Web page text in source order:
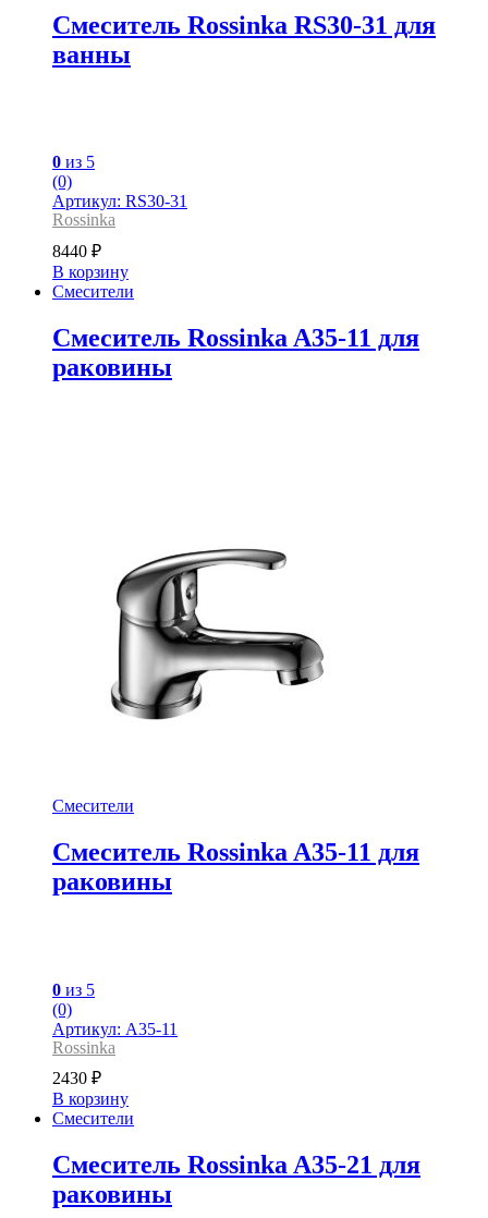
Смеситель Rossinka RS30-31 для
ванны
0 из 5
(0)
Артикул: RS30-31
Rossinka
8440 ₽
В корзину
Смесители
Смеситель Rossinka A35-11 для
раковины
Смесители
Смеситель Rossinka A35-11 для
раковины
0 из 5
(0)
Артикул: A35-11
Rossinka
2430 ₽
В корзину
Смесители
Смеситель Rossinka A35-21 для
раковины